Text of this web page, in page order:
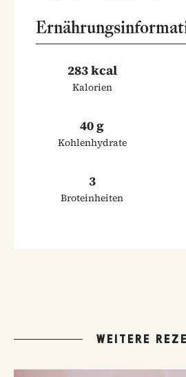
283 kcal
Kalorien
40 g
Kohlenhydrate
3
Broteinheiten
WEITERE